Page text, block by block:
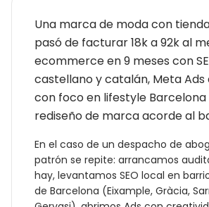
Una marca de moda con
pasó de facturar 18k a 92k al
ecommerce en 9 meses con
castellano y catalán, Meta
con foco en lifestyle Barcelona
rediseño de marca acorde al
En el caso de un despacho de
patrón se repite: arrancamos
hay, levantamos SEO local en
de Barcelona (Eixample, Gràcia,